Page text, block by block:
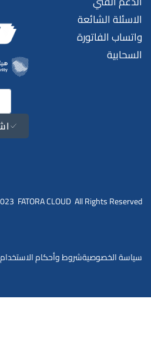
الاسئلة الشائعة
واتساب الفاتورة
السحابية
FATORA CLOUD All Rights Reserved.
سياسة الخصوصيةشروط وأحكام الاستخدام